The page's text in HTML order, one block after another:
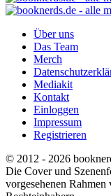
Über uns
Das Team
Merch
Mediakit
Kontakt
Einloggen
Impressum
Registrieren
© 2012 - 2026
Die Cover und
vorgesehenen